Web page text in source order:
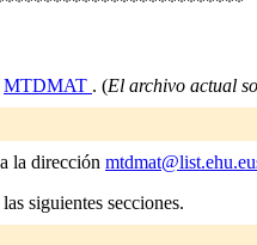
MTDMAT . (El archivo actual
la dirección
siguientes secciones.